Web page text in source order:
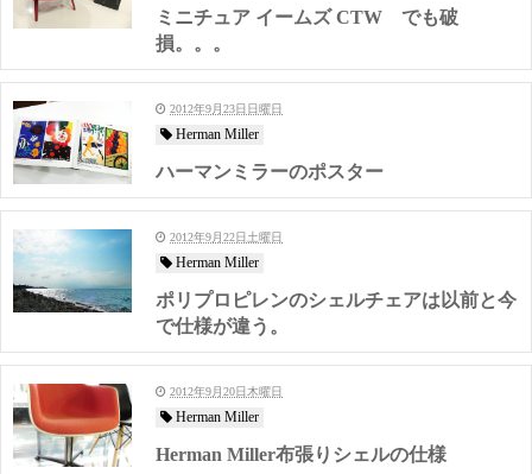
ミニチュア イームズ CTW でも破
損。。。
2012年9月23日日曜日
Herman Miller
ハーマンミラーのポスター
2012年9月22日土曜日
Herman Miller
ポリプロピレンのシェルチェアは以前と今
で仕様が違う。
2012年9月20日木曜日
Herman Miller
Herman Miller布張りシェルの仕様